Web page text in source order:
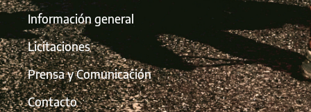
Información general
Licitaciones
Prensa y Comunicación
Contacto